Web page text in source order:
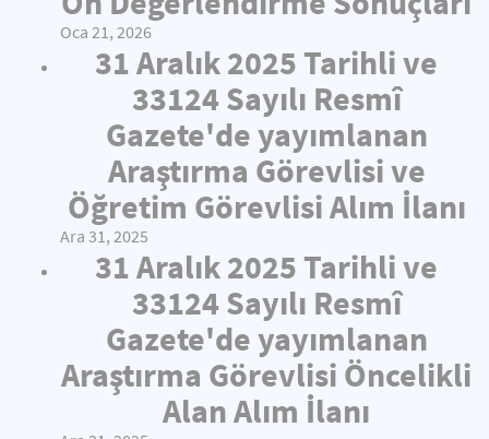
Oca 21, 2026
31 Aralık 2025 Tarihli ve
33124 Sayılı Resmî
Gazete'de yayımlanan
Araştırma Görevlisi ve
Öğretim Görevlisi Alım İlanı
Ara 31, 2025
31 Aralık 2025 Tarihli ve
33124 Sayılı Resmî
Gazete'de yayımlanan
Araştırma Görevlisi Öncelikli
Alan Alım İlanı